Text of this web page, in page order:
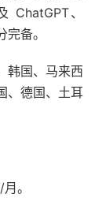
ChatGPT、
备。
韩国、马来西
、德国、土耳
。